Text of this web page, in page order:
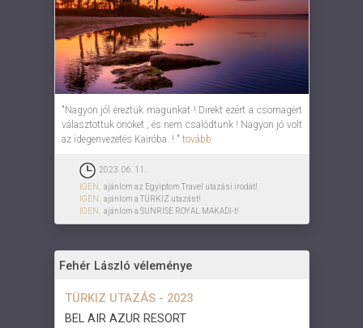
"Nagyon jól éreztük magunkat ! Direkt ezért a csomagért
választottuk önöket , és nem csalódtunk ! Nagyon jó volt
az idegenvezetés Kairóba. ! " tovább
2023. 06. 11.
IGEN,
ajánlom az Egyiptom Travel utazási irodát!
IGEN,
ajánlom a TÜRKIZ utazást!
IGEN,
ajánlom a SUNRISE ROYAL MAKADI-t!
Fehér László véleménye
TÜRKIZ UTAZÁS - 2023
BEL AIR AZUR RESORT